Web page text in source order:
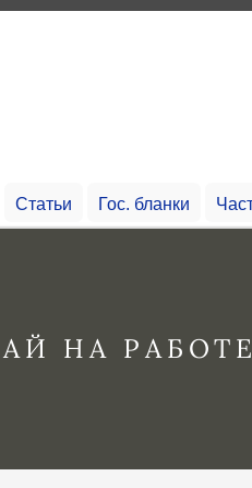
Статьи Гос. бланки
НА